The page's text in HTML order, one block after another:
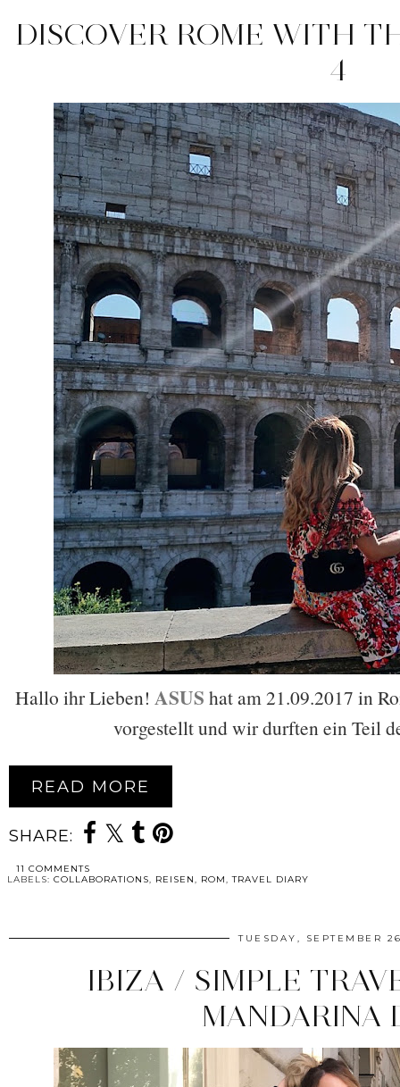
DISCOVER ROME WITH
4
Hallo ihr Lieben!ASUS hat am 21.09.2017 in
vorgestellt und wir durften ein Teil
READ MORE
SHARE:
11 COMMENTS
LABELS: COLLABORATIONS, REISEN, ROM,TRAVEL DIARY
TUESDAY, SEPTEMBER
IBIZA / SIMPLE
MANDARINA